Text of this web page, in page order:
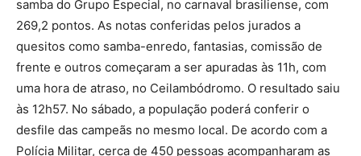
samba do Grupo Especial, no carnaval brasiliense, com
269,2 pontos. As notas conferidas pelos jurados a
quesitos como samba-enredo, fantasias, comissão de
frente e outros começaram a ser apuradas às 11h, com
uma hora de atraso, no Ceilambódromo. O resultado saiu
às 12h57. No sábado, a população poderá conferir o
desfile das campeãs no mesmo local. De acordo com a
Polícia Militar, cerca de 450 pessoas acompanharam as